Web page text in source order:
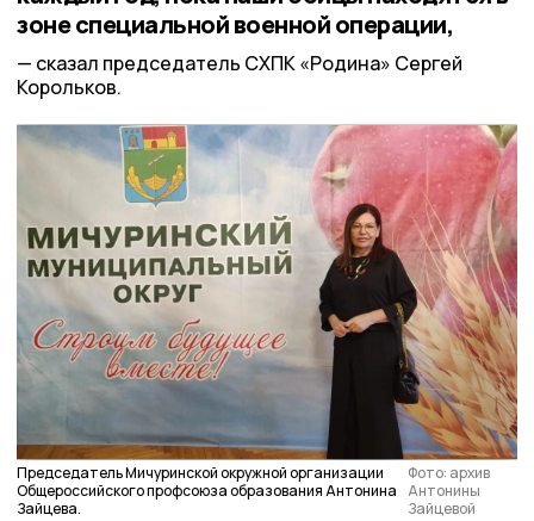
зоне специальной военной операции,
сказал председатель СХПК «Родина» Сергей
Корольков.
Председатель Мичуринской окружной организации
Общероссийского профсоюза образования Антонина
Зайцева.
Фото: архив
Антонины
Зайцевой